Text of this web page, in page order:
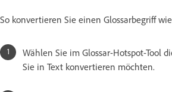
So konvertieren Sie einen Glossarbegriff
Wählen Sie im Glossar-Hotspot-Tool
Sie in Text konvertieren möchten.